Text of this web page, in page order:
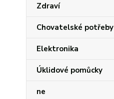
Zdraví
Chovatelské potřeby
Elektronika
Úklidové pomůcky
ne